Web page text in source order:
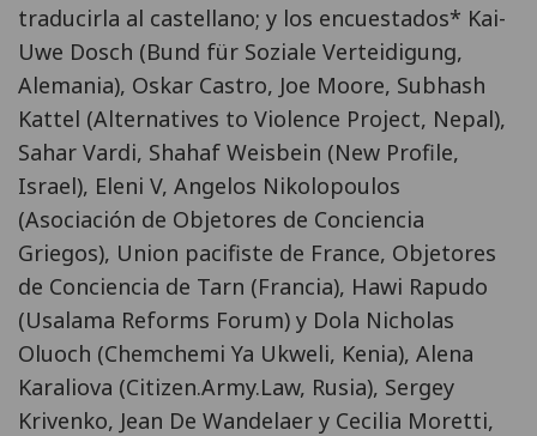
traducirla al castellano; y los encuestados* Kai-
Uwe Dosch (Bund für Soziale Verteidigung,
Alemania), Oskar Castro, Joe Moore, Subhash
Kattel (Alternatives to Violence Project, Nepal),
Sahar Vardi, Shahaf Weisbein (New Profile,
Israel), Eleni V, Angelos Nikolopoulos
(Asociación de Objetores de Conciencia
Griegos), Union pacifiste de France, Objetores
de Conciencia de Tarn (Francia), Hawi Rapudo
(Usalama Reforms Forum) y Dola Nicholas
Oluoch (Chemchemi Ya Ukweli, Kenia), Alena
Karaliova (Citizen.Army.Law, Rusia), Sergey
Krivenko, Jean De Wandelaer y Cecilia Moretti,